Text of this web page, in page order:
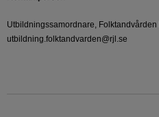
Utbildningssamordnare,
utbildning.folktandvarden@rjl.se